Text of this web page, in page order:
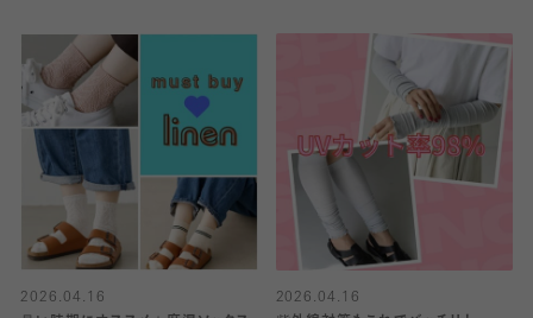
2026.04.16
2026.04.16